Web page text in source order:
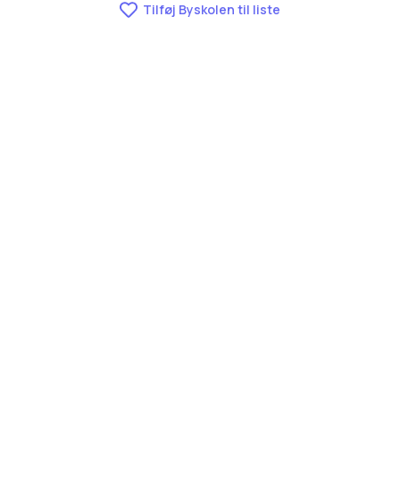
Tilføj Byskolen til liste